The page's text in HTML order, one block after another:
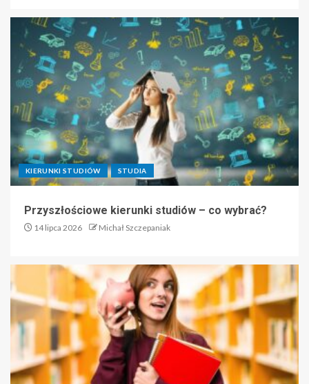
KIERUNKI STUDIÓW STUDIA
Przyszłościowe kierunki studiów – co wybrać?
14 lipca 2026 Michał Szczepaniak